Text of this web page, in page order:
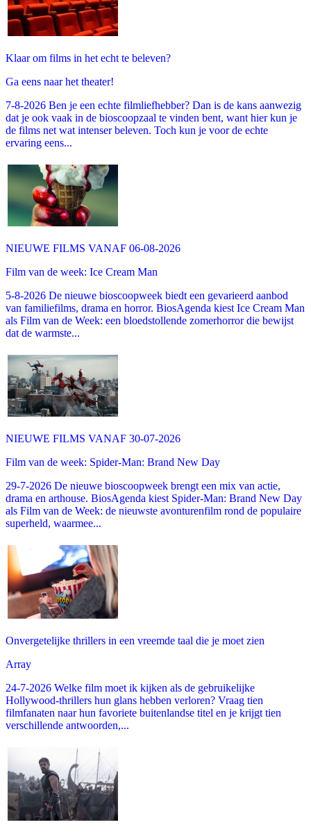
Klaar om films in het echt te beleven?
Ga eens naar het theater!
7-8-2026 Ben je een echte filmliefhebber? Dan is de kans aanwezig
dat je ook vaak in de bioscoopzaal te vinden bent, want hier kun je
de films net wat intenser beleven. Toch kun je voor de echte
ervaring eens...
NIEUWE FILMS VANAF 06-08-2026
Film van de week: Ice Cream Man
5-8-2026 De nieuwe bioscoopweek biedt een gevarieerd aanbod
van familiefilms, drama en horror. BiosAgenda kiest Ice Cream Man
als Film van de Week: een bloedstollende zomerhorror die bewijst
dat de warmste...
NIEUWE FILMS VANAF 30-07-2026
Film van de week: Spider-Man: Brand New Day
29-7-2026 De nieuwe bioscoopweek brengt een mix van actie,
drama en arthouse. BiosAgenda kiest Spider-Man: Brand New Day
als Film van de Week: de nieuwste avonturenfilm rond de populaire
superheld, waarmee...
Onvergetelijke thrillers in een vreemde taal die je moet zien
Array
24-7-2026 Welke film moet ik kijken als de gebruikelijke
Hollywood-thrillers hun glans hebben verloren? Vraag tien
filmfanaten naar hun favoriete buitenlandse titel en je krijgt tien
verschillende antwoorden,...